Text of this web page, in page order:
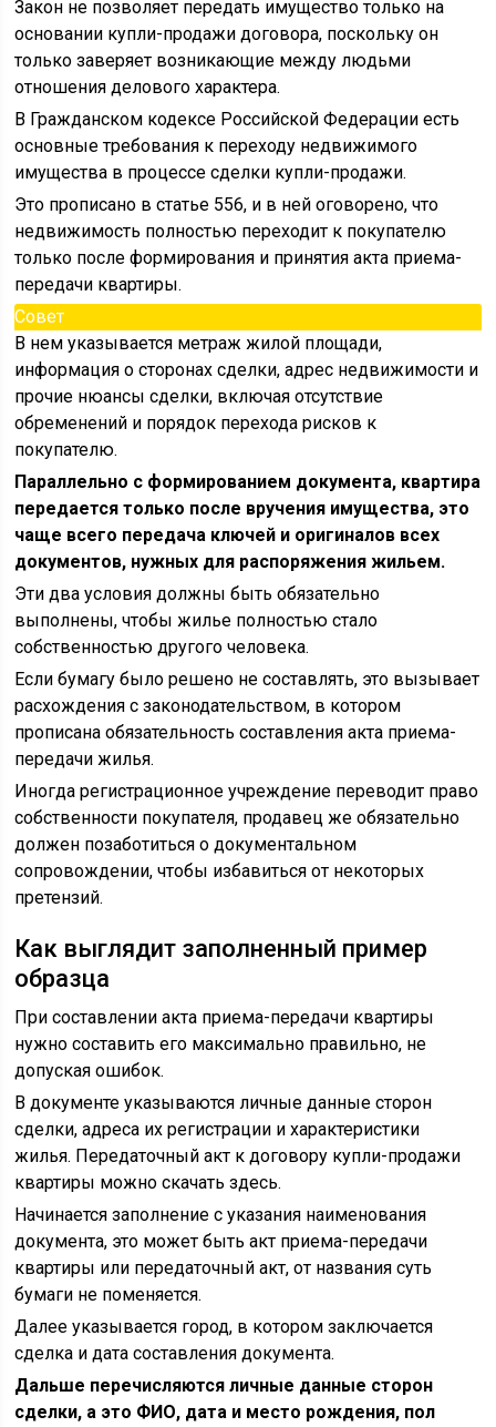
Закон не позволяет передать имущество только на
основании купли-продажи договора, поскольку он
только заверяет возникающие между людьми
отношения делового характера.
В Гражданском кодексе Российской Федерации есть
основные требования к переходу недвижимого
имущества в процессе сделки купли-продажи.
Это прописано в статье 556, и в ней оговорено, что
недвижимость полностью переходит к покупателю
только после формирования и принятия акта приема-
передачи квартиры.
Совет
В нем указывается метраж жилой площади,
информация о сторонах сделки, адрес недвижимости и
прочие нюансы сделки, включая отсутствие
обременений и порядок перехода рисков к
покупателю.
Параллельно с формированием документа, квартира
передается только после вручения имущества, это
чаще всего передача ключей и оригиналов всех
документов, нужных для распоряжения жильем.
Эти два условия должны быть обязательно
выполнены, чтобы жилье полностью стало
собственностью другого человека.
Если бумагу было решено не составлять, это вызывает
расхождения с законодательством, в котором
прописана обязательность составления акта приема-
передачи жилья.
Иногда регистрационное учреждение переводит право
собственности покупателя, продавец же обязательно
должен позаботиться о документальном
сопровождении, чтобы избавиться от некоторых
претензий.
Как выглядит заполненный пример
образца
При составлении акта приема-передачи квартиры
нужно составить его максимально правильно, не
допуская ошибок.
В документе указываются личные данные сторон
сделки, адреса их регистрации и характеристики
жилья. Передаточный акт к договору купли-продажи
квартиры можно скачать здесь.
Начинается заполнение с указания наименования
документа, это может быть акт приема-передачи
квартиры или передаточный акт, от названия суть
бумаги не поменяется.
Далее указывается город, в котором заключается
сделка и дата составления документа.
Дальше перечисляются личные данные сторон
сделки, а это ФИО, дата и место рождения, пол